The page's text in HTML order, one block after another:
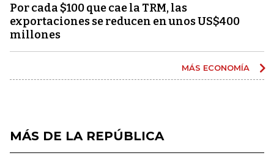
Por cada $100 que cae la TRM, las
exportaciones se reducen en unos US$400
millones
MÁS ECONOMÍA
MÁS DE LA REPÚBLICA